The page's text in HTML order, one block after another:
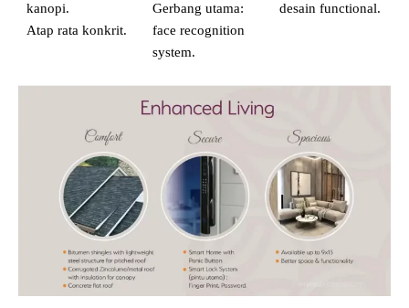
kanopi.
Atap rata konkrit.
Gerbang utama:
face recognition
system.
desain functional.